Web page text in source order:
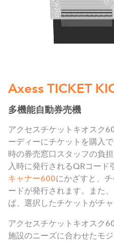
Axess TICKET
多機能自動券売機
アクセスチケットキオスク
ーディーにチケットを購入
時の券売窓口スタッフの負
入時に発行されるQRコード
キャナー600にかざすと、
ードが発行されます。また
ば、選択したチケットがチ
アクセスチケットキオスク
施設のニーズに合わせたモ